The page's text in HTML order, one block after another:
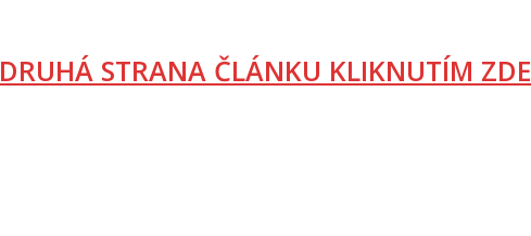
DRUHÁ STRANA ČLÁNKU KLIKNUTÍM ZDE